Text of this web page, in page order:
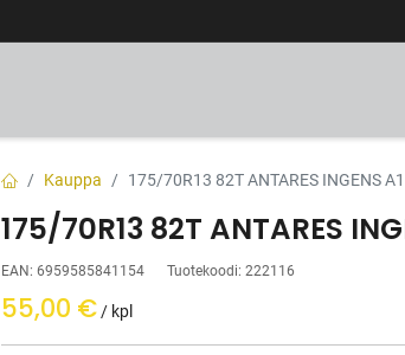
Kauppa 175/70R13 82T ANTARES INGENS
175/70R13 82T ANTARES
EAN: 6959585841154 Tuotekoodi: 222116
55,00 € / kpl